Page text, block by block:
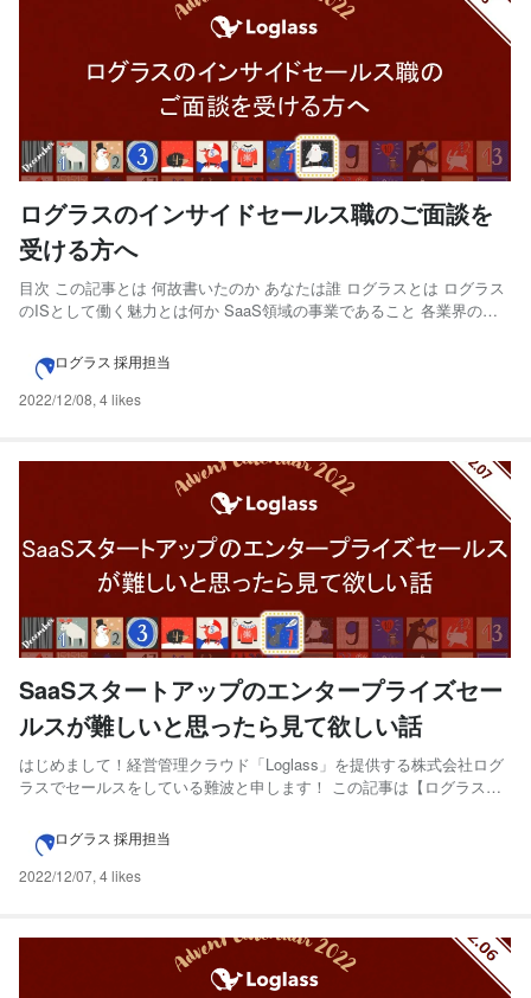
ログラスのインサイドセールス職のご面談を
受ける方へ
目次 この記事とは 何故書いたのか あなたは誰 ログラスとは ログラス
のISとして働く魅力とは何か SaaS領域の事業であること 各業界の市
ューを体現、日々の会話で必ず出てくるレベルに浸透 落ち着いた社風
ログラスのISは日々どんな業務...
ログラス 採用担当
2022/12/08, 4 likes
SaaSスタートアップのエンタープライズセー
ルスが難しいと思ったら見て欲しい話
はじめまして！経営管理クラウド「Loglass」を提供する株式会社ログ
ラスでセールスをしている難波と申します！ この記事は【ログラス
トリーしていて、私自身初noteを書かせていただきます！ この記事は
以下のような方向...
ログラス 採用担当
2022/12/07, 4 likes